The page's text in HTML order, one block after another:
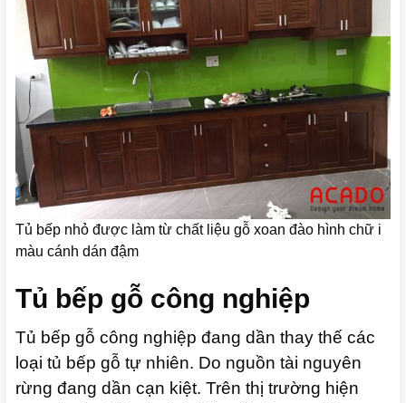
Tủ bếp nhỏ được làm từ chất liệu gỗ xoan đào hình chữ i
màu cánh dán đậm
Tủ bếp gỗ công nghiệp
Tủ bếp gỗ công nghiệp đang dần thay thế các
loại tủ bếp gỗ tự nhiên. Do nguồn tài nguyên
rừng đang dần cạn kiệt. Trên thị trường hiện